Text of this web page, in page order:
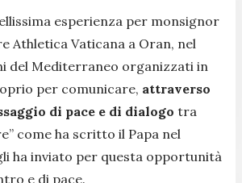
esperienza per monsignor
Athletica Vaticana a Oran, nel
del Mediterraneo organizzati in
per comunicare, attraverso
di pace e di dialogo tra
come ha scritto il Papa nel
ha inviato per questa opportunità
e di pace.